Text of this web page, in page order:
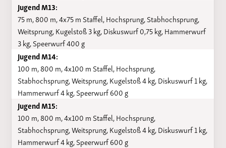
Jugend M13:
75 m, 800 m, 4x75 m Staffel, Hochsprung, Stabhochsprung,
Weitsprung, Kugelstoß 3 kg, Diskuswurf 0,75 kg, Hammerwurf
3 kg, Speerwurf 400 g
Jugend M14:
100 m, 800 m, 4x100 m Staffel, Hochsprung,
Stabhochsprung, Weitsprung, Kugelstoß 4 kg, Diskuswurf 1 kg,
Hammerwurf 4 kg, Speerwurf 600 g
Jugend M15:
100 m, 800 m, 4x100 m Staffel, Hochsprung,
Stabhochsprung, Weitsprung, Kugelstoß 4 kg, Diskuswurf 1 kg,
Hammerwurf 4 kg, Speerwurf 600 g